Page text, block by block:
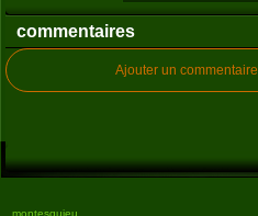
commentaires
Ajouter un commentaire
montesquieu